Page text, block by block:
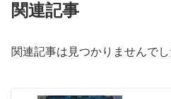
関連記事
関連記事は見つかりませんでし